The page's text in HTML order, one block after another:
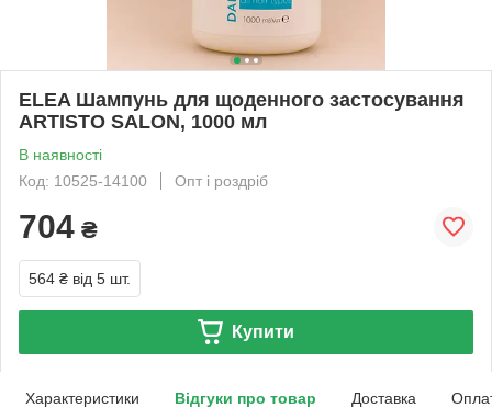
ELEA Шампунь для щоденного застосування
ARTISTO SALON, 1000 мл
В наявності
Код: 10525-14100
Опт і роздріб
704 ₴
564 ₴ від 5 шт.
Купити
Характеристики Відгуки про товар Доставка